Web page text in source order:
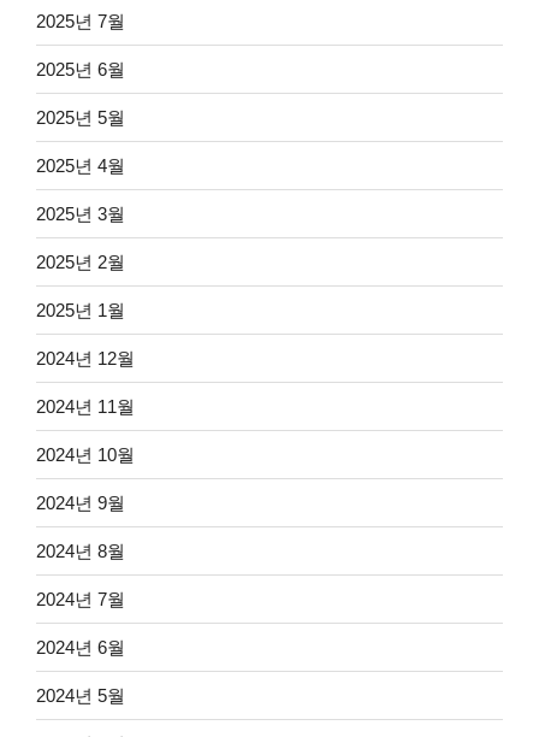
2025년 7월
2025년 6월
2025년 5월
2025년 4월
2025년 3월
2025년 2월
2025년 1월
2024년 12월
2024년 11월
2024년 10월
2024년 9월
2024년 8월
2024년 7월
2024년 6월
2024년 5월